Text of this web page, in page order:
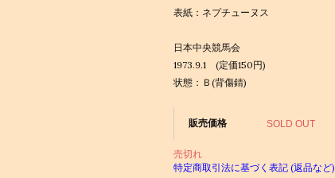
表紙：ネプチューヌス
日本中央競馬会
1973.9.1 (定価150円)
状態：Ｂ(背傷錆)
販売価格 SOLD OUT
売切れ
特定商取引法に基づく表記 (返品など)